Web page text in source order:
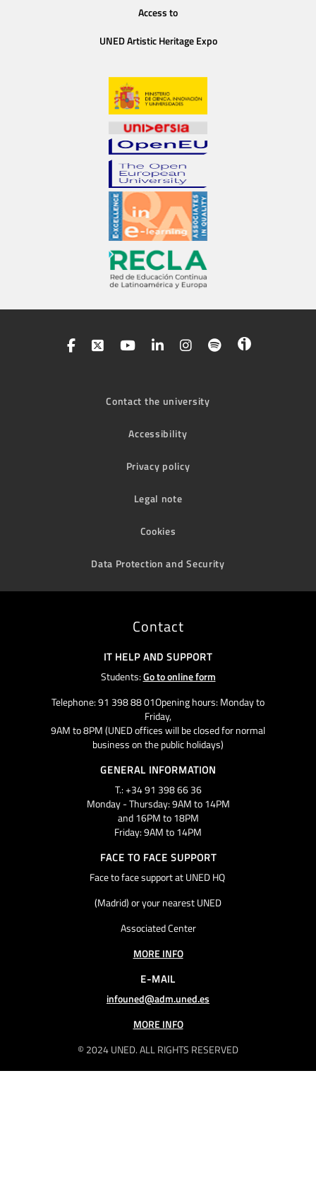
Access to
UNED Artistic Heritage Expo
Contact the university
Accessibility
Privacy policy
Legal note
Cookies
Data Protection and Security
© 2024 UNED. ALL RIGHTS RESERVED
Contact
IT HELP AND SUPPORT
Students:Go to online form
Telephone: 91 398 88 01Opening hours: Monday to
Friday,
9AM to 8PM (UNED offices will be closed for normal
business on the public holidays)
GENERAL INFORMATION
T.: +34 91 398 66 36
Monday - Thursday: 9AM to 14PM
and 16PM to 18PM
Friday: 9AM to 14PM
FACE TO FACE SUPPORT
Face to face support at UNED HQ
(Madrid) or your nearest UNED
Associated Center
MORE INFO
E-MAIL
infouned@adm.uned.es
MORE INFO